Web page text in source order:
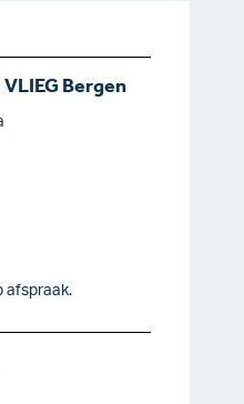
Bergen
afspraak.